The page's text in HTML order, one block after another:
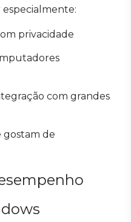
privacidade
com grandes
gostam de